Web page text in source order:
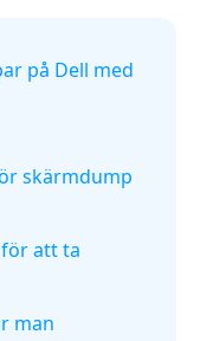
på Dell med
skärmdump
att ta
man